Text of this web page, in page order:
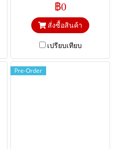
Range 0-30 mm. & Depth 116
mm. Ball Ø 3
฿0
สั่งซื้อสินค้า
เปรียบเทียบ
Pre-Order